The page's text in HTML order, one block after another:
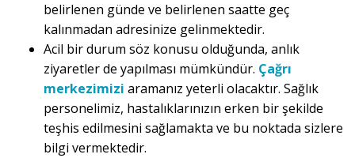
belirlenen günde ve belirlenen saatte geç
kalınmadan adresinize gelinmektedir.
Acil bir durum söz konusu olduğunda, anlık
ziyaretler de yapılması mümkündür. Çağrı
merkezimizi aramanız yeterli olacaktır. Sağlık
personelimiz, hastalıklarınızın erken bir şekilde
teşhis edilmesini sağlamakta ve bu noktada sizlere
bilgi vermektedir.